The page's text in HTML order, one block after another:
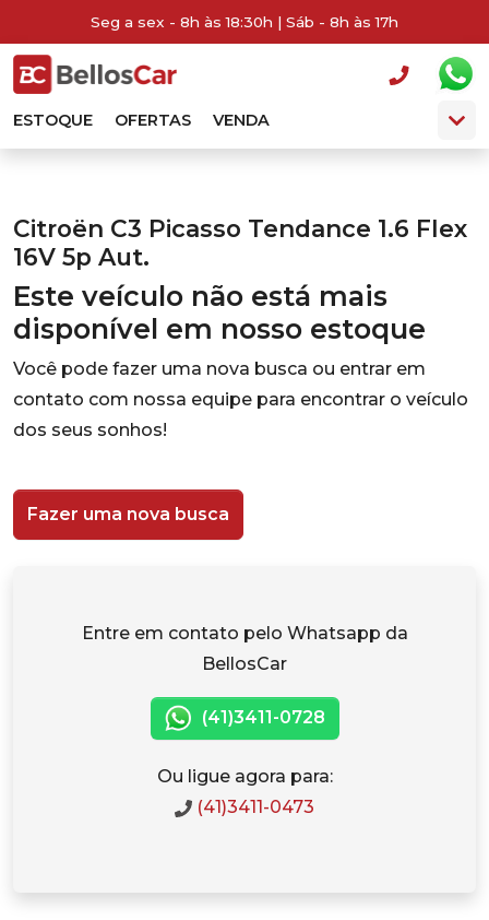
Seg a sex - 8h às 18:30h | Sáb - 8h às 17h
ESTOQUE OFERTAS VENDA
Citroën C3 Picasso Tendance 1.6 Flex
16V 5p Aut.
Este veículo não está mais
disponível em nosso estoque
Você pode fazer uma nova busca ou entrar em
contato com nossa equipe para encontrar o veículo
dos seus sonhos!
Fazer uma nova busca
Entre em contato pelo Whatsapp da
BellosCar
(41)3411-0728
Ou ligue agora para:
(41)3411-0473